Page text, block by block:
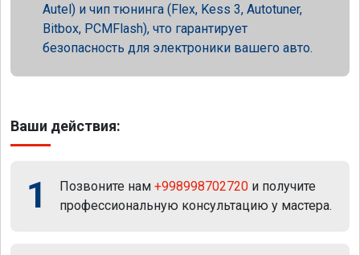
Autel) и чип тюнинга (Flex, Kess 3, Autotuner,
Bitbox, PCMFlash), что гарантирует
безопасность для электроники вашего авто.
Ваши действия:
1 Позвоните нам +998998702720 и получите
профессиональную консультацию у мастера.